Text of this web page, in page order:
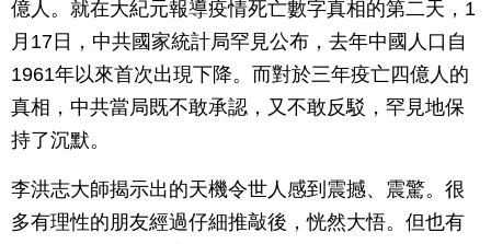
億人。就在大紀元報導疫情死亡數字真相的第二天，1
月17日，中共國家統計局罕見公布，去年中國人口自
1961年以來首次出現下降。而對於三年疫亡四億人的
真相，中共當局既不敢承認，又不敢反駁，罕見地保
持了沉默。
李洪志大師揭示出的天機令世人感到震撼、震驚。很
多有理性的朋友經過仔細推敲後，恍然大悟。但也有